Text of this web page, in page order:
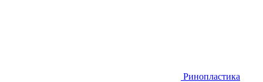
Ринопластика